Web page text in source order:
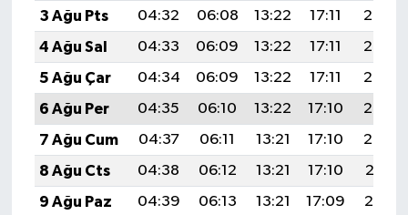
3 Ağu Pts
04:32 06:08 13:22 17:11
20:26
4 Ağu Sal
04:33 06:09 13:22 17:11
20:25
5 Ağu Çar
04:34 06:09 13:22 17:11
20:24
6 Ağu Per
04:35 06:10 13:22 17:10
20:23
7 Ağu Cum
04:37 06:11 13:21 17:10
20:22
8 Ağu Cts
04:38 06:12 13:21 17:10
20:21
9 Ağu Paz
04:39 06:13 13:21 17:09
20:19